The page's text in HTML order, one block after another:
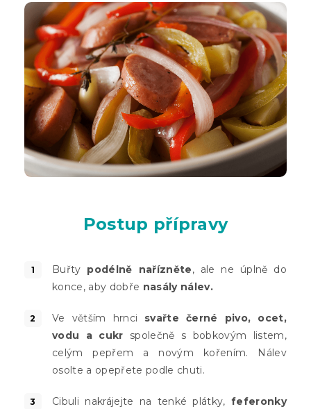
Postup přípravy
Buřty podélně nařízněte, ale ne úplně do
konce, aby dobře nasály nálev.
Ve větším hrnci svařte černé pivo, ocet,
vodu a cukr společně s bobkovým listem,
celým pepřem a novým kořením. Nálev
osolte a opepřete podle chuti.
Cibuli nakrájejte na tenké plátky, feferonky